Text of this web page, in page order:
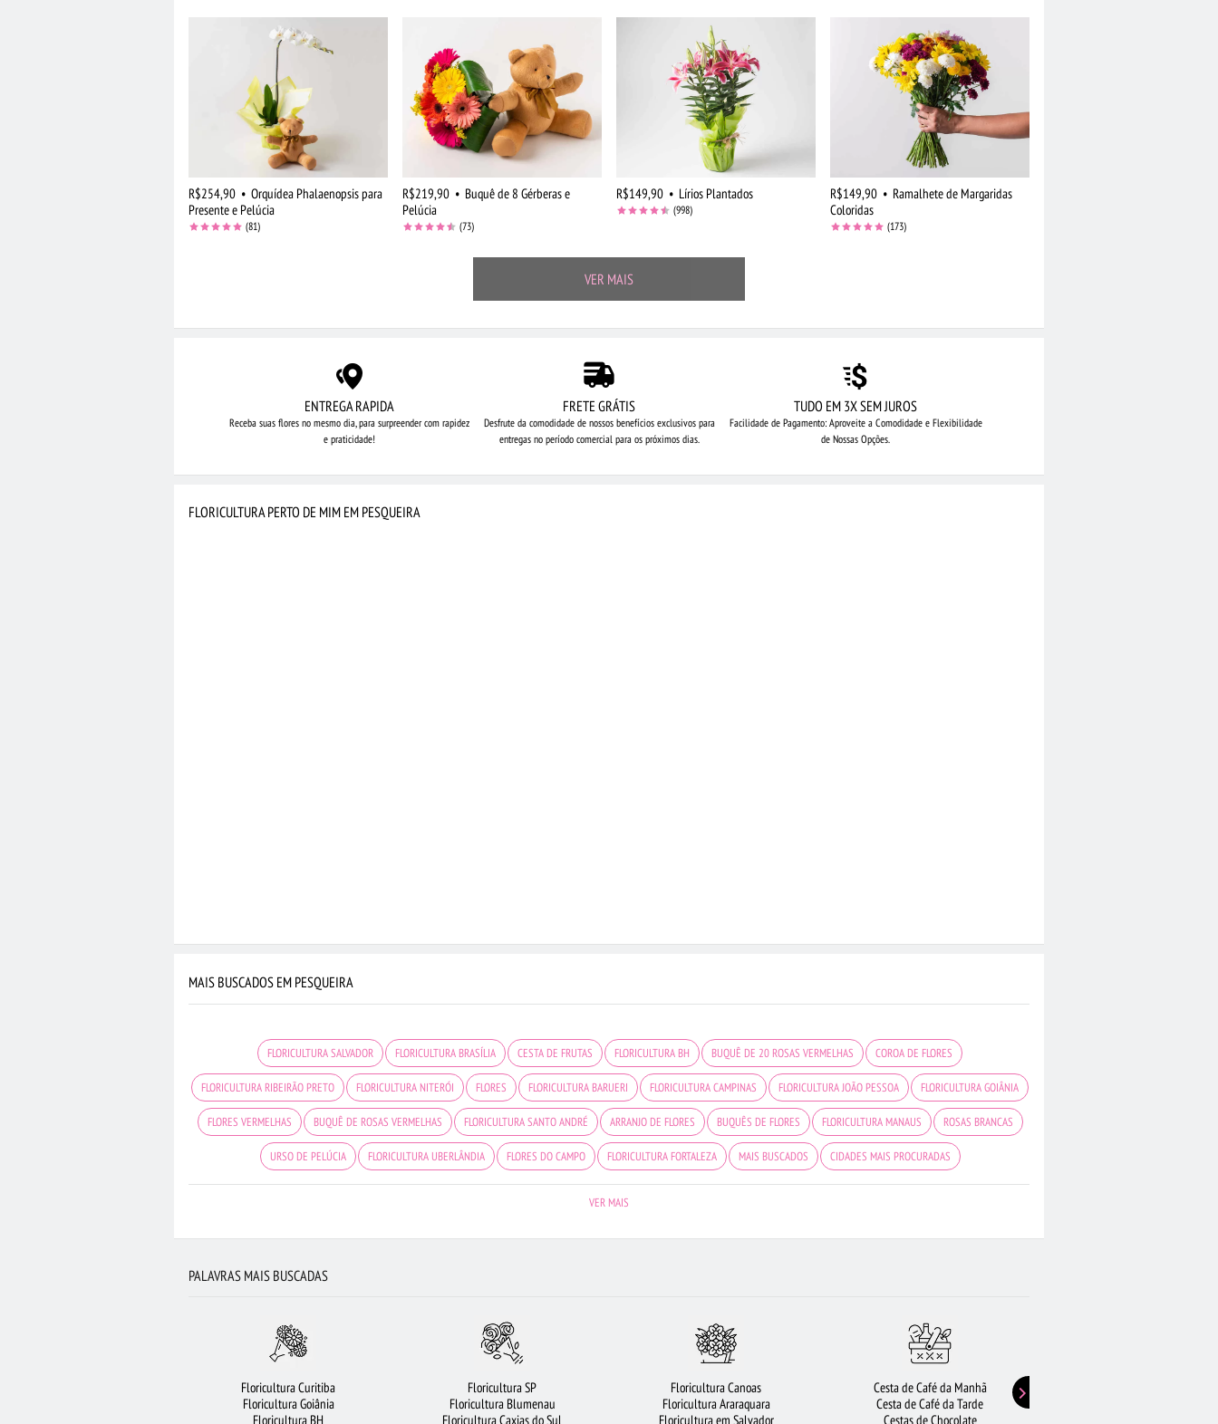
R$254,90 • Orquídea Phalaenopsis para
Presente e Pelúcia
(81)
R$219,90 • Buquê de 8 Gérberas e
Pelúcia
(73)
R$149,90 • Lírios Plantados
(998)
R$149,90 • Ramalhete de Margaridas
Coloridas
(173)
VER MAIS
ENTREGA RAPIDA
Receba suas flores no mesmo dia,para surpreender com rapidez
e praticidade!
FRETE GRÁTIS
Desfrute da comodidade de nossosbenefícios exclusivos para
entregas no período comercial para os próximos dias.
TUDO EM 3X SEM JUROS
Facilidade de Pagamento: Aproveitea Comodidade e Flexibilidade
de Nossas Opções.
FLORICULTURA PERTO DE MIM EM PESQUEIRA
MAIS BUSCADOS EM PESQUEIRA
FLORICULTURA SALVADOR FLORICULTURA BRASÍLIA CESTA DE FRUTAS FLORICULTURA BH BUQUÊ DE 20 ROSAS VERMELHAS COROA DE FLORES
FLORICULTURA RIBEIRÃO PRETO FLORICULTURA NITERÓI FLORES FLORICULTURA BARUERI FLORICULTURA CAMPINAS FLORICULTURA JOÃO PESSOA FLORICULTURA GOIÂNIA
FLORES VERMELHAS BUQUÊ DE ROSAS VERMELHAS FLORICULTURA SANTO ANDRÉ ARRANJO DE FLORES BUQUÊS DE FLORES FLORICULTURA MANAUS ROSAS BRANCAS
URSO DE PELÚCIA FLORICULTURA UBERLÂNDIA FLORES DO CAMPO FLORICULTURA FORTALEZA MAIS BUSCADOS CIDADES MAIS PROCURADAS
VER MAIS
PALAVRAS MAIS BUSCADAS
Floricultura Curitiba
Floricultura Goiânia
Floricultura BH
Floricultura SP
Floricultura Blumenau
Floricultura Caxias do Sul
Floricultura Canoas
Floricultura Araraquara
Floricultura em Salvador
Cesta de Café da Manhã
Cesta de Café da Tarde
Cestas de Chocolate